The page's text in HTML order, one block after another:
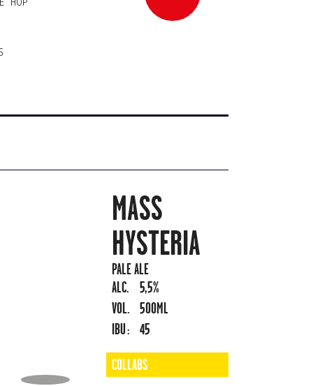
HOP
MASS
HYSTERIA
PALE ALE
ALC.
5,5%
VOL.
500ML
IBU :
45
COLLABS